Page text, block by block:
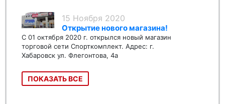
15 Ноября 2020
Открытие нового магазина!
С 01 октября 2020 г. открылся новый магазин
торговой сети Спорткомплект. Адрес: г.
Хабаровск ул. Флегонтова, 4а
ПОКАЗАТЬ ВСЕ